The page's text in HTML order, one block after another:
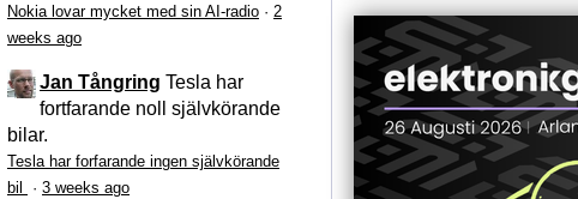
Nokia lovar mycket med sin AI-radio · 2
weeks ago
Jan Tångring Tesla har
fortfarande noll självkörande
bilar.
Tesla har forfarande ingen självkörande
bil
· 3 weeks ago